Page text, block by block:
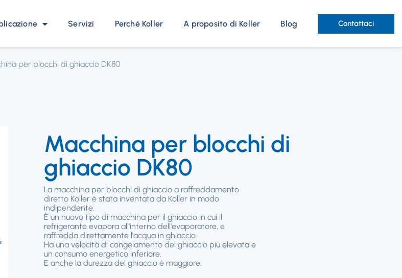
Servizi Perché Koller A proposito di Koller Blog Contattaci
per blocchi di ghiaccio DK80
Macchina per blocchi di
ghiaccio DK80
La macchina per blocchi di ghiaccio a raffreddamento
diretto Koller è stata inventata da Koller in modo
indipendente.
È un nuovo tipo di macchina per il ghiaccio in cui il
refrigerante evapora all'interno dell'evaporatore, e
raffredda direttamente l'acqua in ghiaccio.
Ha una velocità di congelamento del ghiaccio più elevata e
un consumo energetico inferiore.
E anche la durezza del ghiaccio è maggiore.